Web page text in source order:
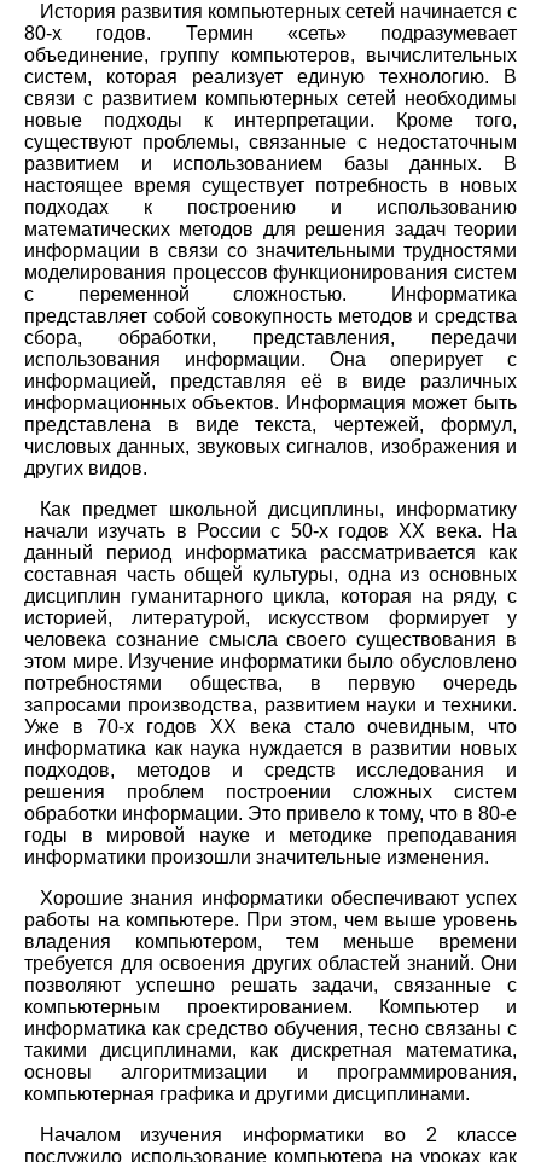
История развития компьютерных сетей начинается с
80-х годов. Термин «сеть» подразумевает
объединение, группу компьютеров, вычислительных
систем, которая реализует единую технологию. В
связи с развитием компьютерных сетей необходимы
новые подходы к интерпретации. Кроме того,
существуют проблемы, связанные с недостаточным
развитием и использованием базы данных. В
настоящее время существует потребность в новых
подходах к построению и использованию
математических методов для решения задач теории
информации в связи со значительными трудностями
моделирования процессов функционирования систем
с переменной сложностью. Информатика
представляет собой совокупность методов и средства
сбора, обработки, представления, передачи
использования информации. Она оперирует с
информацией, представляя её в виде различных
информационных объектов. Информация может быть
представлена в виде текста, чертежей, формул,
числовых данных, звуковых сигналов, изображения и
других видов.
Как предмет школьной дисциплины, информатику
начали изучать в России с 50-х годов XX века. На
данный период информатика рассматривается как
составная часть общей культуры, одна из основных
дисциплин гуманитарного цикла, которая на ряду, с
историей, литературой, искусством формирует у
человека сознание смысла своего существования в
этом мире. Изучение информатики было обусловлено
потребностями общества, в первую очередь
запросами производства, развитием науки и техники.
Уже в 70-х годов XX века стало очевидным, что
информатика как наука нуждается в развитии новых
подходов, методов и средств исследования и
решения проблем построении сложных систем
обработки информации. Это привело к тому, что в 80-е
годы в мировой науке и методике преподавания
информатики произошли значительные изменения.
Хорошие знания информатики обеспечивают успех
работы на компьютере. При этом, чем выше уровень
владения компьютером, тем меньше времени
требуется для освоения других областей знаний. Они
позволяют успешно решать задачи, связанные с
компьютерным проектированием. Компьютер и
информатика как средство обучения, тесно связаны с
такими дисциплинами, как дискретная математика,
основы алгоритмизации и программирования,
компьютерная графика и другими дисциплинами.
Началом изучения информатики во 2 классе
послужило использование компьютера на уроках как